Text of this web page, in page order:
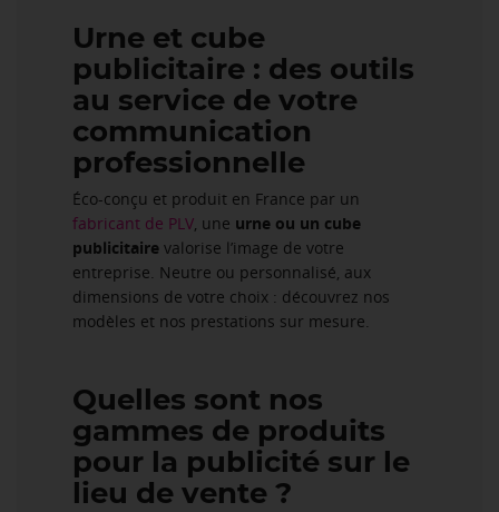
Urne et cube
publicitaire : des outils
au service de votre
communication
professionnelle
Éco-conçu et produit en France par un
fabricant de PLV, une urne ou un cube
publicitaire valorise l’image de votre
entreprise. Neutre ou personnalisé, aux
dimensions de votre choix : découvrez nos
modèles et nos prestations sur mesure.
Quelles sont nos
gammes de produits
pour la publicité sur le
lieu de vente ?